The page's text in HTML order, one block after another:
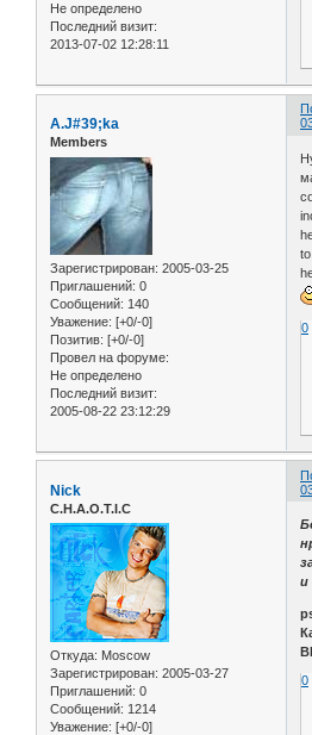
Не определено
Последний визит:
2013-07-02 12:28:11
A.J#39;ka
Members
Зарегистрирован: 2005-03-25
Приглашений: 0
Сообщений: 140
Уважение: [+0/-0]
Позитив: [+0/-0]
Провел на форуме:
Не определено
Последний визит:
2005-08-22 23:12:29
0
Nick
C.H.A.O.T.I.C
Откуда: Moscow
Зарегистрирован: 2005-03-27
Приглашений: 0
Сообщений: 1214
Уважение: [+0/-0]
и
0